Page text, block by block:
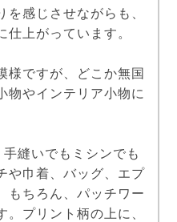
を感じさせながらも、
上がっています。
様ですが、どこか無国
物やインテリア小物に
縫いでもミシンでも
や巾着、バッグ、エプ
もちろん、パッチワー
。プリント柄の上に、